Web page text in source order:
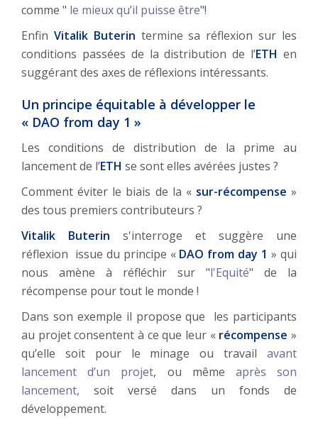
comme " le mieux qu’il puisse être"!
Enfin Vitalik Buterin termine sa réflexion sur les
conditions passées de la distribution de l’ETHen
suggérant des axes de réflexions intéressants.
Un principe équitable à développer le
« DAO from day 1 »
Les conditions de distribution de la prime au
lancement de l’ETH se sont elles avérées justes ?
Comment éviter le biais de la « sur-récompense »
des tous premiers contributeurs ?
Vitalik Buterin s'interroge et suggère une
réflexion issue du principe « DAO from day 1 » qui
nous amène à réfléchir sur "l'Equité" de la
récompense pour tout le monde !
Dans son exemple il propose que les participants
au projet consentent à ce que leur « récompense »
qu’elle soit pour le minage ou travail avant
lancement d’un projet, ou même après son
lancement, soit versé dans un fonds de
développement.